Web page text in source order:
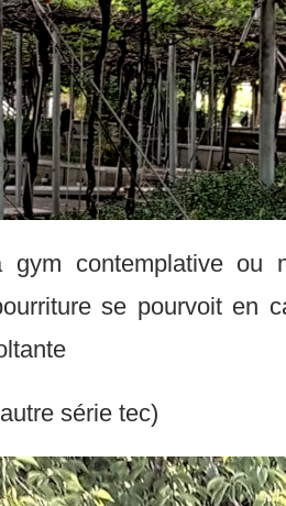
contemplative ou
se pourvoit en
série tec)